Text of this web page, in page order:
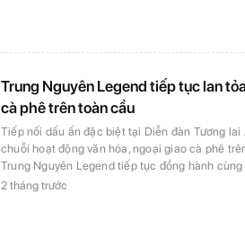
Trung Nguyên Legend tiếp tục lan
cà phê trên toàn cầu
2 tháng trước
Tiếp nối dấu ấn đặc biệt tại Diễn đàn Tương lai
chuỗi hoạt động văn hóa, ngoại giao cà phê
Trung Nguyên Legend tiếp tục đồng hành